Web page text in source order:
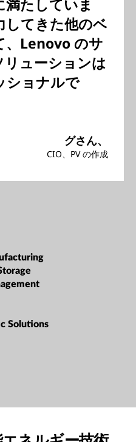
たしていま
してきた他のベ
、Lenovo のサ
リューションは
ショナルで
グさん、
CIO、PV の作成
Solutions